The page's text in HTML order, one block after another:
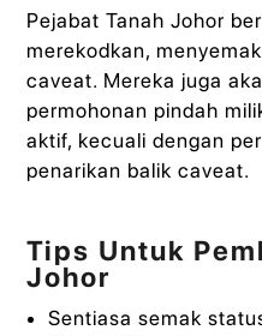
Pejabat Tanah Johor
merekodkan,
caveat. Mereka juga
permohonan pindah
aktif, kecuali dengan
penarikan balik caveat.
Tips Untuk
Johor
Sentiasa semak